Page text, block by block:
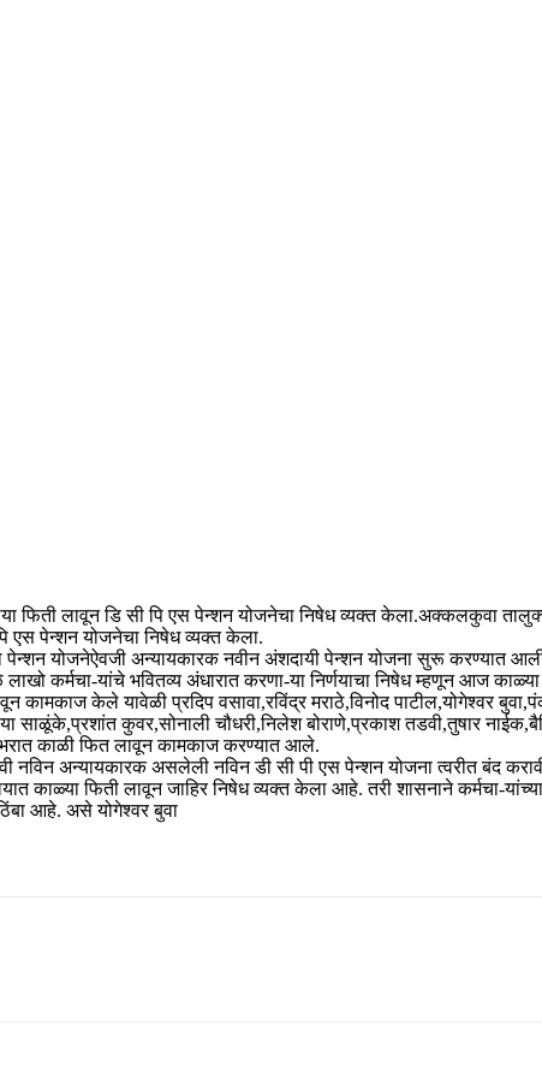
फिती लावून डि सी पि एस पेन्शन योजनेचा निषेध व्यक्त केला.अक्कलकुवा
एस पेन्शन योजनेचा निषेध व्यक्त केला.
योजनेऐवजी अन्यायकारक नवीन अंशदायी पेन्शन योजना सुरू करण्यात
कर्मचा-यांचे भवितव्य अंधारात करणा-या निर्णयाचा निषेध म्हणून आज
कामकाज केले यावेळी प्रदिप वसावा,रविंद्र मराठे,विनोद पाटील,योगेश्वर
कुवर,सोनाली चौधरी,निलेश बोराणे,प्रकाश तडवी,तुषार
काळी फित लावून कामकाज करण्यात आले.
अन्यायकारक असलेली नविन डी सी पी एस पेन्शन योजना त्वरीत बंद करावी
काळ्या फिती लावून जाहिर निषेध व्यक्त केला आहे. तरी शासनाने कर्मचा-
आहे. असे योगेश्वर बुवा